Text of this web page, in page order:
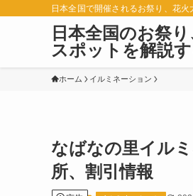
日本全国で開催されるお祭り、花
日本全国のお祭
スポットを解説
ホーム イルミネーション
なばなの里イル
所、割引情報